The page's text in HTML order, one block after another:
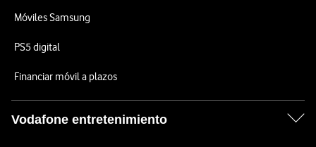
Móviles Samsung
PS5 digital
Financiar móvil a plazos
Vodafone entretenimiento